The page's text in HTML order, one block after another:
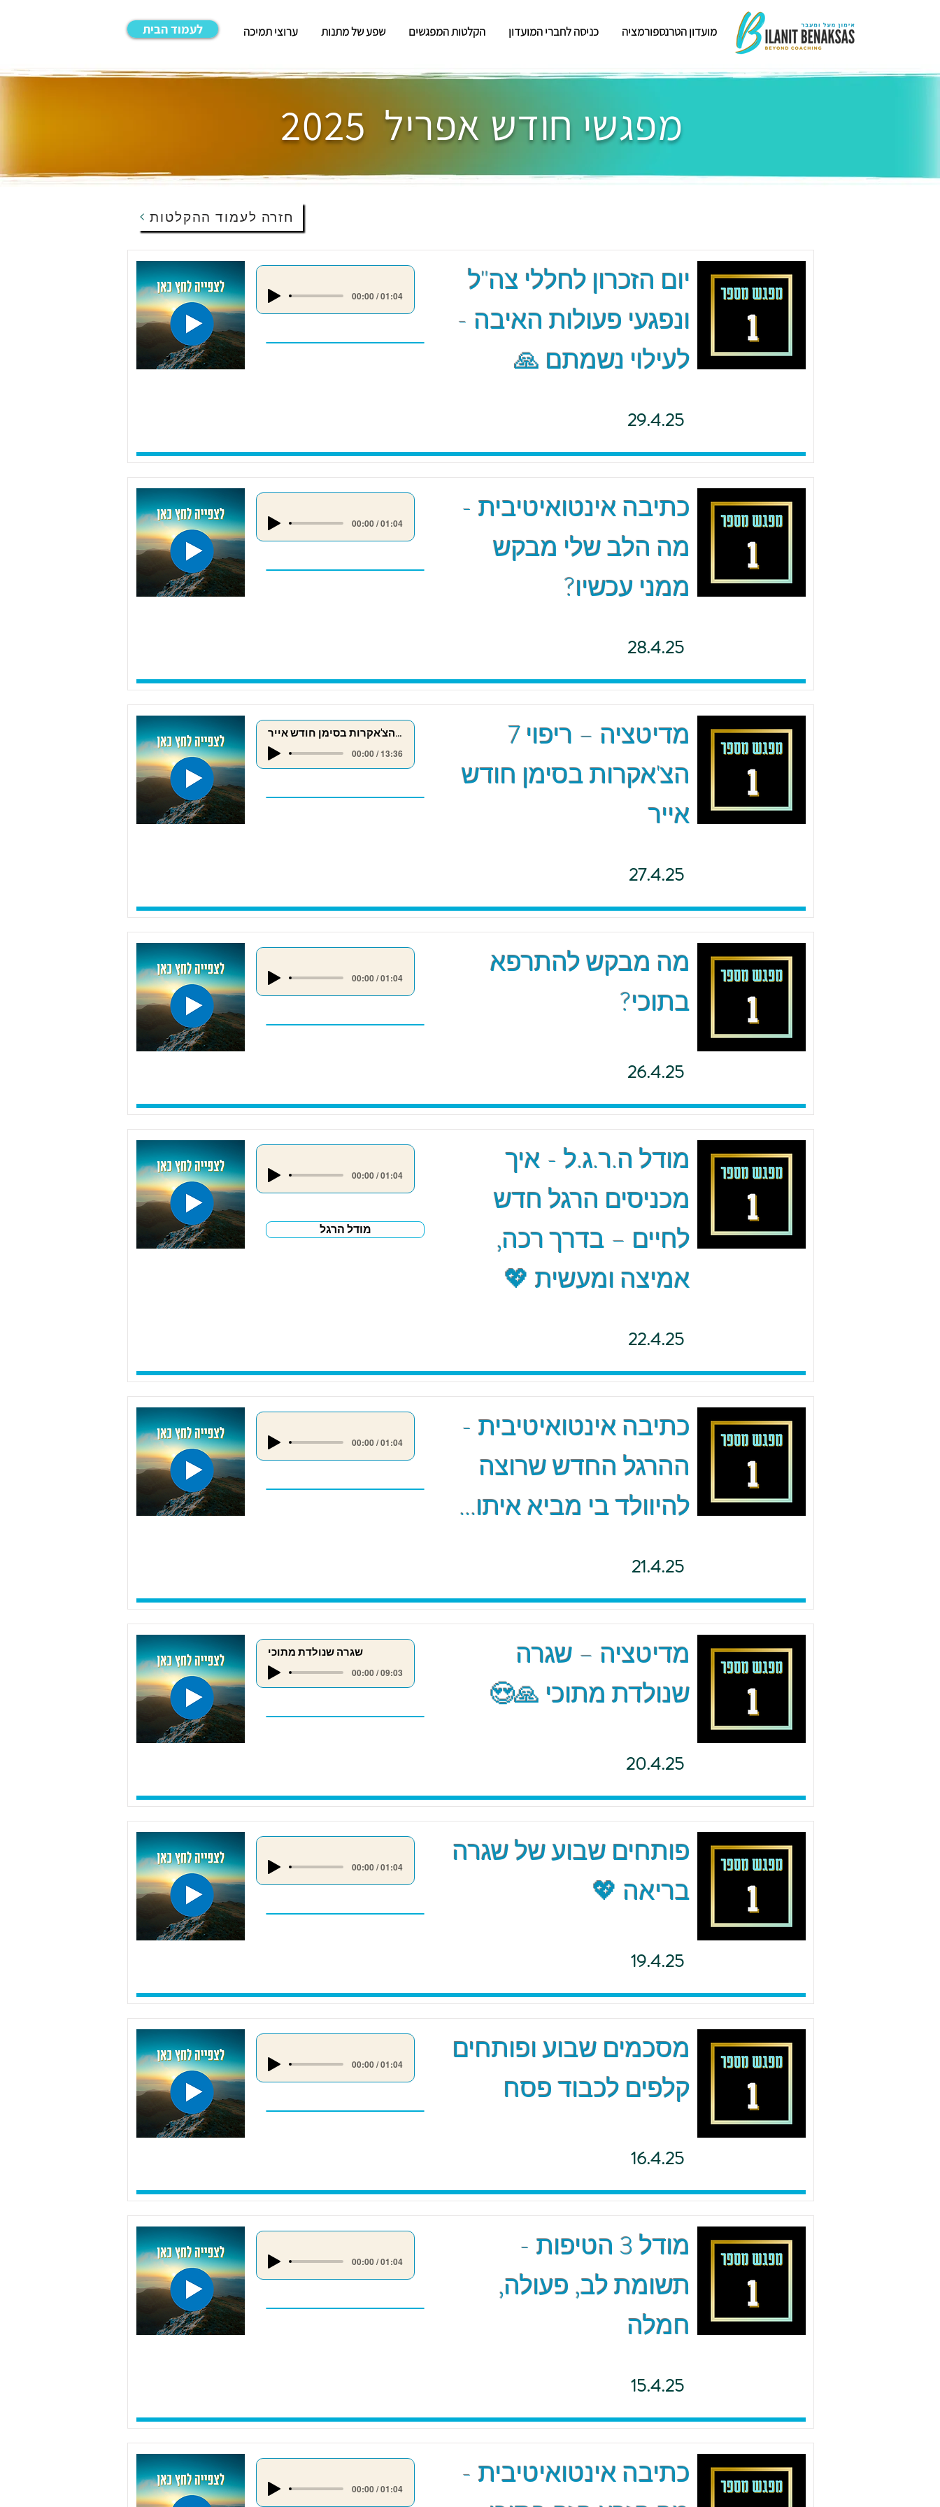
לעמוד הבית מועדון הטרנספורמציה כניסה לחברי המועדון הקלטות המפגשים שפע של מתנות ערוצי תמיכה
מפגשי חודש אפריל 2025
חזרה לעמוד ההקלטות
00:00 / 01:04
יום הזכרון לחללי צה"ל
ונפגעי פעולות האיבה -
לעילוי נשמתם 🙏
29.4.25
00:00 / 01:04
כתיבה אינטואיטיבית -
מה הלב שלי מבקש
ממני עכשיו?
28.4.25
ריפוי 7 הצ'אקרות בסימן חודש אייר
00:00 / 13:36
מדיטציה – ריפוי 7
הצ'אקרות בסימן חודש
אייר
27.4.25
00:00 / 01:04
מה מבקש להתרפא
בתוכי?
26.4.25
00:00 / 01:04
מודל הרגל
מודל ה.ר.ג.ל - איך
מכניסים הרגל חדש
לחיים – בדרך רכה,
אמיצה ומעשית 💖
22.4.25
00:00 / 01:04
כתיבה אינטואיטיבית -
ההרגל החדש שרוצה
להיוולד בי מביא איתו...
21.4.25
שגרה שנולדת מתוכי
00:00 / 09:03
מדיטציה – שגרה
שנולדת מתוכי 🙏😍
20.4.25
00:00 / 01:04
פותחים שבוע של שגרה
בריאה 💖
19.4.25
00:00 / 01:04
מסכמים שבוע ופותחים
קלפים לכבוד פסח
16.4.25
00:00 / 01:04
מודל 3 הטיפות -
תשומת לב, פעולה,
חמלה
15.4.25
00:00 / 01:04
כתיבה אינטואיטיבית -